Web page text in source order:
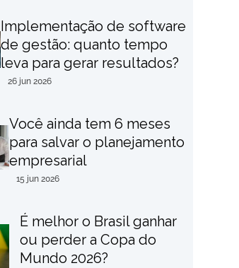
Implementação de software
de gestão: quanto tempo
leva para gerar resultados?
26 jun 2026
Você ainda tem 6 meses
para salvar o planejamento
empresarial
15 jun 2026
É melhor o Brasil ganhar
ou perder a Copa do
Mundo 2026?